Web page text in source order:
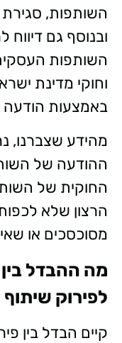
השותפות, סגירת
ובנוסף גם
השותפות
וחוקי מדינת
באמצעות
מהידע שצברנו,
ההודעה של
החוקית של
הרצון שלא
מסוכסכים או
מה ההבדל
לפירוק
קיים הבדל בין